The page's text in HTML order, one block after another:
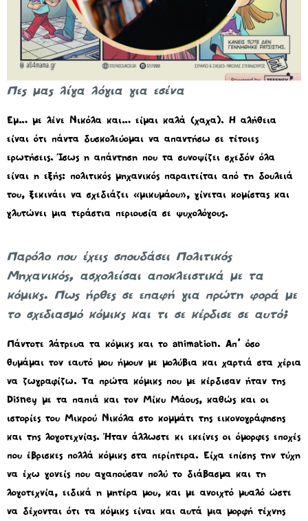
Πες μας λίγα λόγια για εσένα
Εμ… με λένε Νικόλα και… είμαι καλά (χαχα). Η αλήθεια
είναι ότι πάντα δυσκολεύομαι να απαντήσω σε τέτοιες
ερωτήσεις. Ίσως η απάντηση που τα συνοψίζει σχεδόν όλα
είναι η εξής: πολιτικός μηχανικός παραιτείται από τη δουλειά
του, ξεκινάει να σχεδιάζει «μικυμάου», γίνεται κομίστας και
γλυτώνει μια τεράστια περιουσία σε ψυχολόγους.
Παρόλο που έχεις σπουδάσει Πολιτικός
Μηχανικός, ασχολείσαι αποκλειστικά με τα
κόμικς. Πως ήρθες σε επαφή για πρώτη φορά με
το σχεδιασμό κόμικς και τι σε κέρδισε σε αυτό;
Πάντοτε λάτρευα τα κόμικς και το animation. Απ’ όσο
θυμάμαι τον εαυτό μου ήμουν με μολύβια και χαρτιά στα χέρια
να ζωγραφίζω. Τα πρώτα κόμικς που με κέρδισαν ήταν της
Disney με τα παπιά και τον Μίκυ Μάους, καθώς και οι
ιστορίες του Μικρού Νικόλα στο κομμάτι της εικονογράφησης
και της λογοτεχνίας. Ήταν άλλωστε κι εκείνες οι όμορφες εποχές
που έβρισκες πολλά κόμικς στα περίπτερα. Είχα επίσης την τύχη
να έχω γονείς που αγαπούσαν πολύ το διάβασμα και τη
λογοτεχνία, ειδικά η μητέρα μου, και με ανοιχτό μυαλό ώστε
να δέχονται ότι τα κόμικς είναι και αυτά μια μορφή τέχνης